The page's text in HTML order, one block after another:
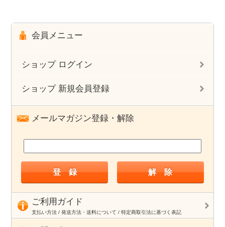
会員メニュー
ショップ ログイン
ショップ 新規会員登録
メールマガジン登録・解除
ご利用ガイド
支払い方法 / 発送方法・送料について / 特定商取引法に基づく表記